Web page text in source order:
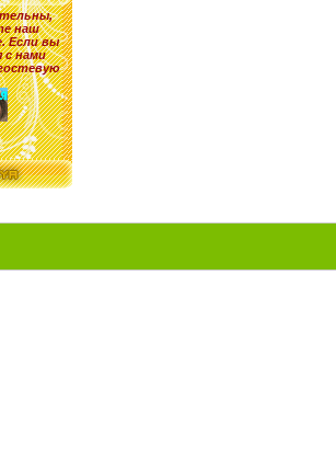
наш
Если вы
с нами